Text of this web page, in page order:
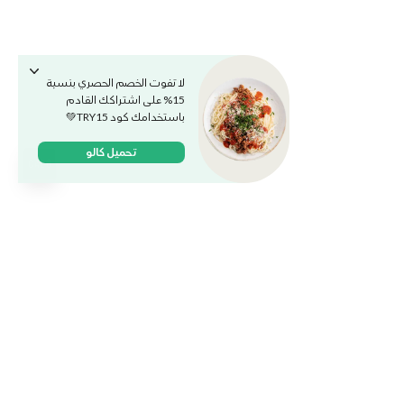
لا تفوت الخصم الحصري بنسبة
15% على اشتراكك القادم
باستخدامك كود TRY15💚
تحميل كالو